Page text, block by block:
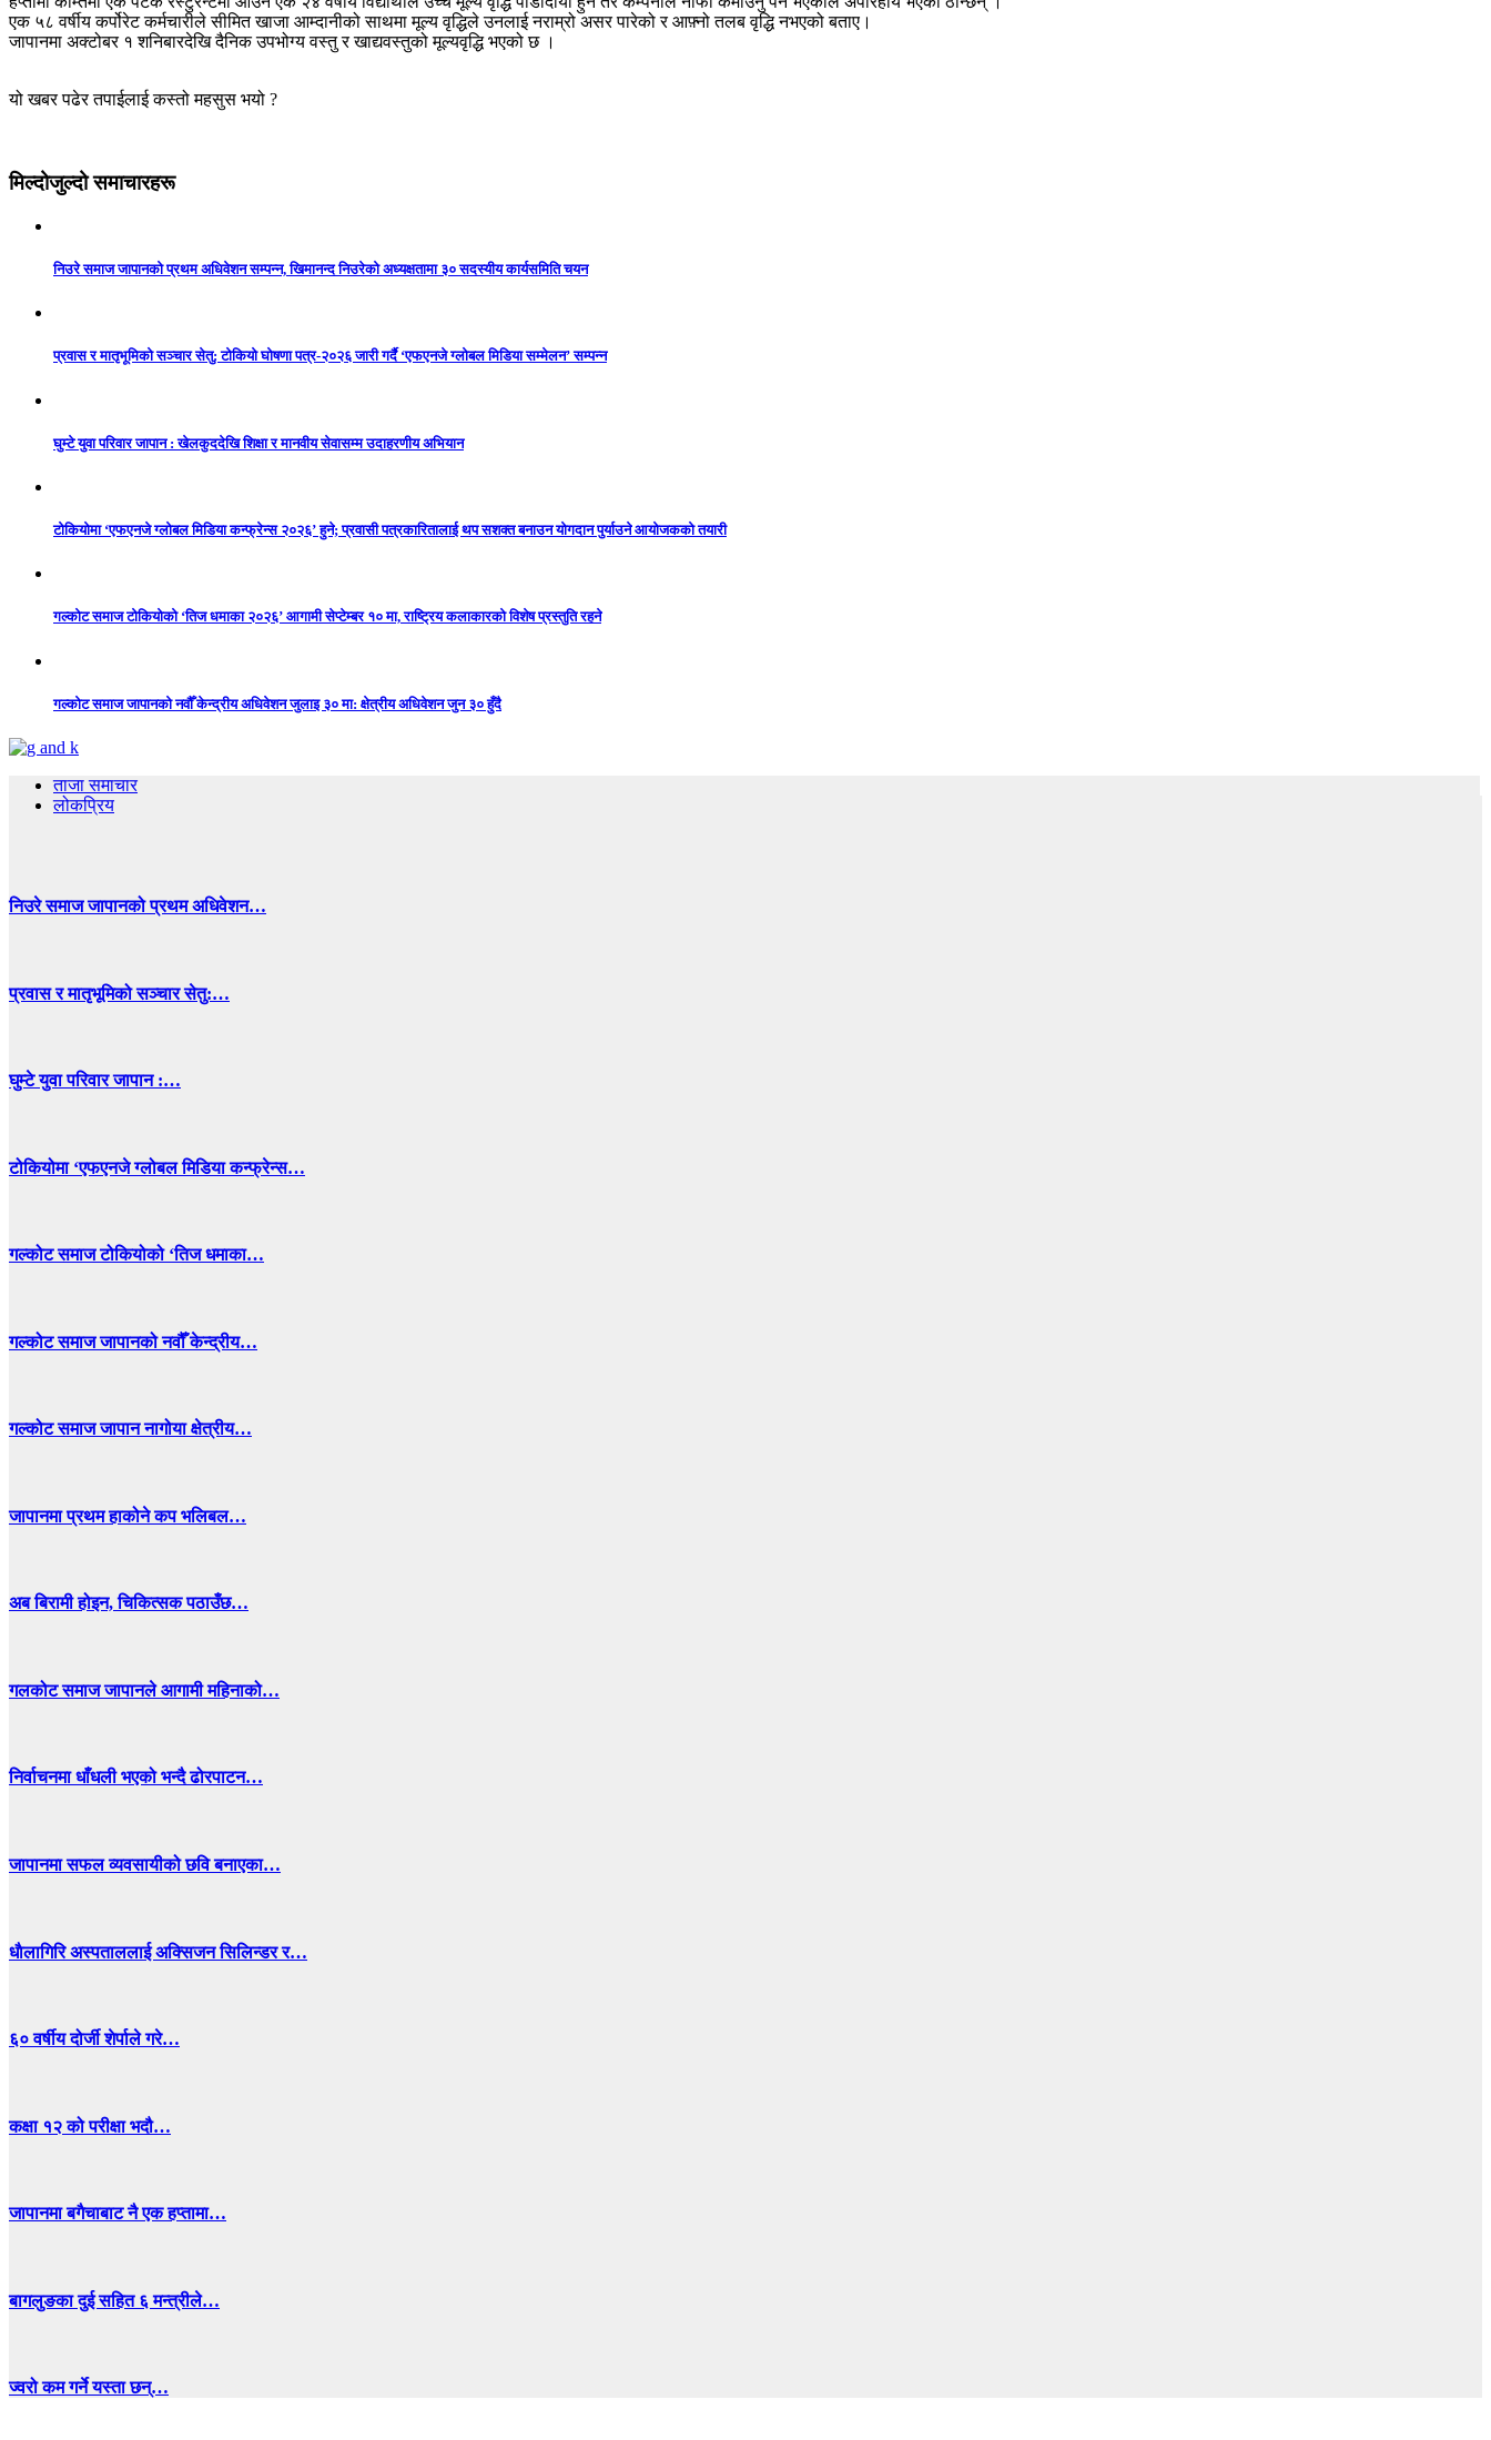
एक ५८ वर्षीय कर्पोरेट कर्मचारीले सीमित खाजा आम्दानीको साथमा मूल्य वृद्धिले उनलाई नराम्रो असर पारेको र आफ़्नो तलब वृद्धि नभएको बताए।
जापानमा अक्टोबर १ शनिबारदेखि दैनिक उपभोग्य वस्तु र खाद्यवस्तुको मूल्यवृद्धि भएको छ ।
यो खबर पढेर तपाईलाई कस्तो महसुस भयो ?
मिल्दोजुल्दो समाचारहरू
निउरे समाज जापानको प्रथम अधिवेशन सम्पन्न, खिमानन्द निउरेको अध्यक्षतामा ३० सदस्यीय कार्यसमिति चयन
प्रवास र मातृभूमिको सञ्चार सेतु: टोकियो घोषणा पत्र-२०२६ जारी गर्दै ‘एफएनजे ग्लोबल मिडिया सम्मेलन’ सम्पन्न
घुम्टे युवा परिवार जापान : खेलकुददेखि शिक्षा र मानवीय सेवासम्म उदाहरणीय अभियान
टोकियोमा ‘एफएनजे ग्लोबल मिडिया कन्फ्रेन्स २०२६’ हुने; प्रवासी पत्रकारितालाई थप सशक्त बनाउन योगदान पुर्याउने आयोजकको तयारी
गल्कोट समाज टोकियोको ‘तिज धमाका २०२६’ आगामी सेप्टेम्बर १० मा, राष्ट्रिय कलाकारको विशेष प्रस्तुति रहने
गल्कोट समाज जापानको नवौँ केन्द्रीय अधिवेशन जुलाइ ३० मा: क्षेत्रीय अधिवेशन जुन ३० हुँदै
ताजा समाचार
लोकप्रिय
निउरे समाज जापानको प्रथम अधिवेशन…
प्रवास र मातृभूमिको सञ्चार सेतु:…
घुम्टे युवा परिवार जापान :…
टोकियोमा ‘एफएनजे ग्लोबल मिडिया कन्फ्रेन्स…
गल्कोट समाज टोकियोको ‘तिज धमाका…
गल्कोट समाज जापानको नवौँ केन्द्रीय…
गल्कोट समाज जापान नागोया क्षेत्रीय…
जापानमा प्रथम हाकोने कप भलिबल…
अब बिरामी होइन, चिकित्सक पठाउँछ…
गलकोट समाज जापानले आगामी महिनाको…
निर्वाचनमा धाँधली भएको भन्दै ढोरपाटन…
जापानमा सफल व्यवसायीको छवि बनाएका…
धाैलागिरि अस्पताललाई अक्सिजन सिलिन्डर र…
६० वर्षीय दोर्जी शेर्पाले गरे…
कक्षा १२ को परीक्षा भदौ…
जापानमा बगैचाबाट नै एक हप्तामा…
बागलुङका दुई सहित ६ मन्त्रीले…
ज्वरो कम गर्ने यस्ता छन्…